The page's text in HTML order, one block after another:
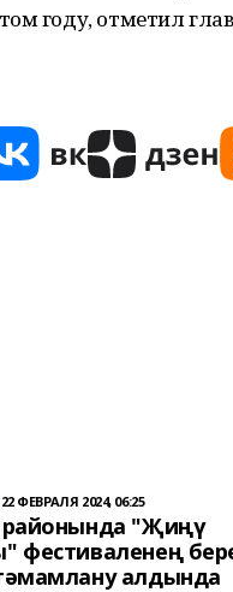
году, отметил
22 ФЕВРАЛЯ 2024, 06:25
районында "Җиңү
фестиваленең
алдында